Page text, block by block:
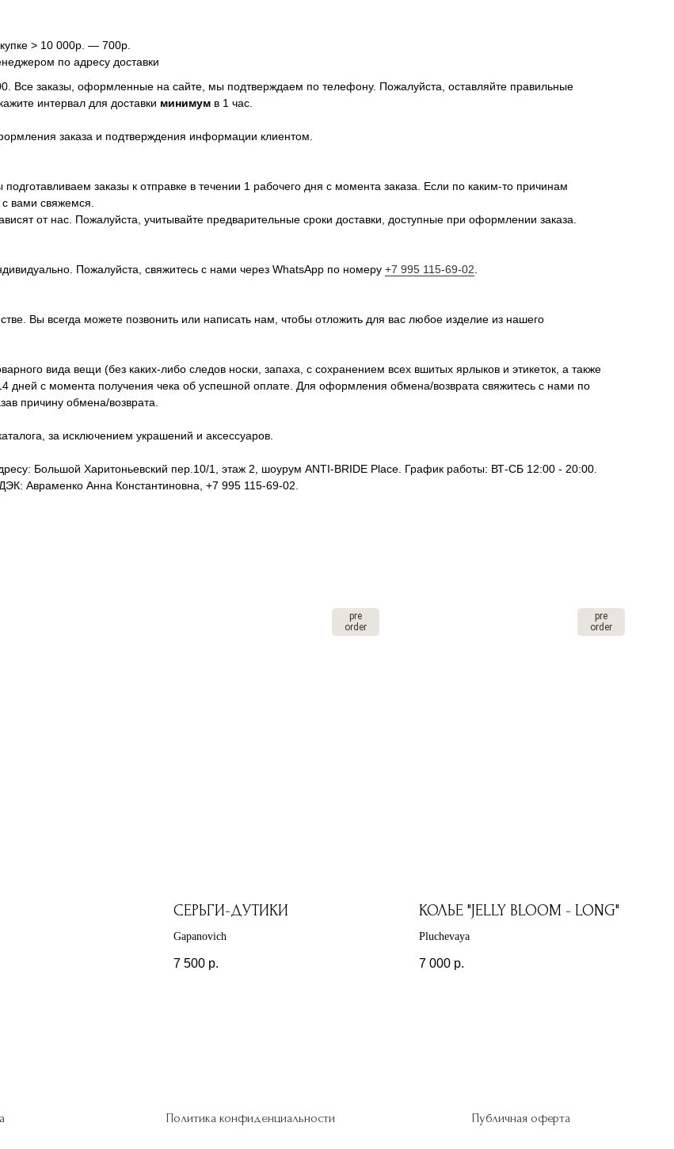
> 10 000р. — 700р.
по адресу доставки
Все заказы, оформленные на сайте, мы подтверждаем по телефону. Пожалуйста, оставляйте правильные
интервал для доставки минимум в 1 час.
заказа и подтверждения информации клиентом.
заказы к отправке в течении 1 рабочего дня с момента заказа. Если по каким-то причинам
вами свяжемся.
от нас. Пожалуйста, учитывайте предварительные сроки доставки, доступные при оформлении заказа.
Пожалуйста, свяжитесь с нами через WhatsApp по номеру +7 995 115-69-02
Вы всегда можете позвонить или написать нам, чтобы отложить для вас любое изделие из нашего
вида вещи (без каких-либо следов носки, запаха, с сохранением всех вшитых ярлыков и этикеток, а также
дней с момента получения чека об успешной оплате. Для оформления обмена/возврата свяжитесь с нами по
причину обмена/возврата.
за исключением украшений и аксессуаров.
Большой Харитоньевский пер.10/1, этаж 2, шоурум ANTI-BRIDE Place. График работы: ВТ-СБ 12:00 - 20:00.
Авраменко Анна Константиновна, +7 995 115-69-02.
pre
order
СЕРЬГИ-ДУТИКИ
Gapanovich
7 500 р.
pre
order
КОЛЬЕ "JELLY BLOOM - LONG"
Pluchevaya
7 000 р.
Политика конфиденциальности Публичная оферта